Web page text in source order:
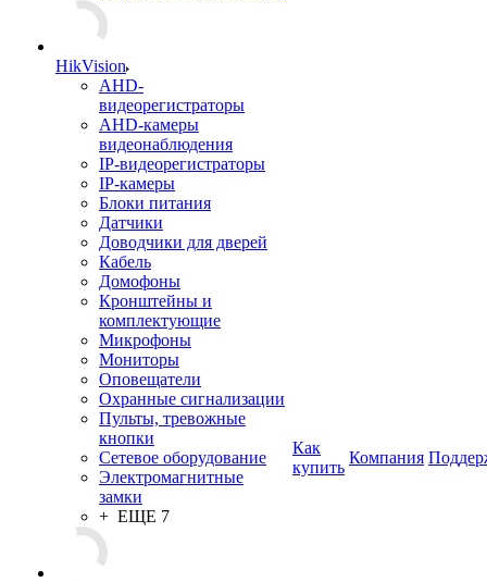
HikVision
AHD-
видеорегистраторы
AHD-камеры
видеонаблюдения
IP-видеорегистраторы
IP-камеры
Блоки питания
Датчики
Доводчики для дверей
Кабель
Домофоны
Кронштейны и
комплектующие
Микрофоны
Мониторы
Оповещатели
Охранные сигнализации
Пульты, тревожные
кнопки
Сетевое оборудование
Электромагнитные
замки
+ ЕЩЕ 7
Как
купить
Компания